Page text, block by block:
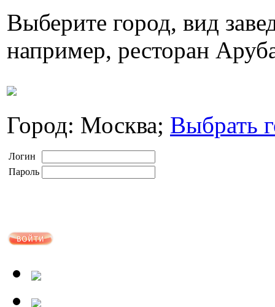
Выберите город, вид
например, ресторан
Город: Москва; Выбрать
Логин
Пароль